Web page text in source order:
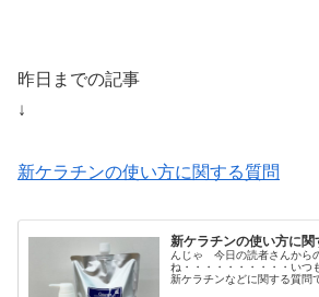
昨日までの記事
↓
新ケラチンの使い方に関する質問
新ケラチンの使い方に関
んじゃ 今日の読者さんから
ね・・・・・・・・・・いつ
新ケラチンなどに関する質問